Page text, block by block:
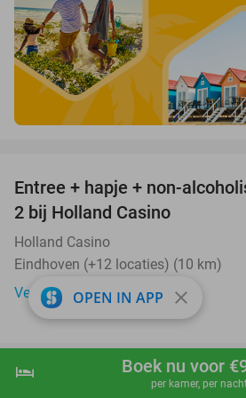
shopping_cart Boek nu
hotel Boek nu voor
per kamer, per
Entree + hapje + non-
2 bij Holland Casino
Holland Casino
Eindhoven (+12 locaties) (10 km)
Verkocht: 11.062
3-gangen keuzediner bij
OPEN IN APP close